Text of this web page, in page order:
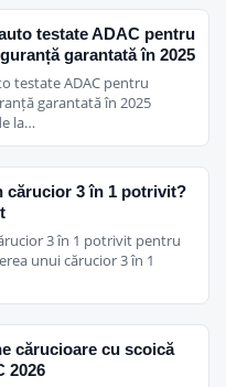
testate ADAC pentru
garantată în 2025
testate ADAC pentru
garantată în 2025
la…
cărucior 3 în 1 potrivit?
3 în 1 potrivit pentru
unui cărucior 3 în 1
cărucioare cu scoică
2026